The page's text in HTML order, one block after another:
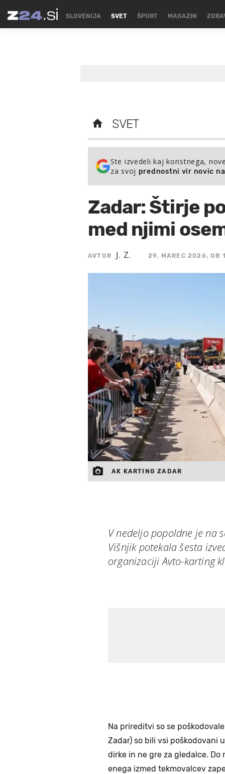
SLOVENIJA SVET ŠPORT MAGAZIN
SVET
Ste izvedeli kaj koristnega,
za svoj prednostni vir novic
Zadar: Štirje
med njimi
AVTOR J. Z. 29. MAREC 2026, OB
AK KARTING ZADAR
V nedeljo popoldne je na
Višnjik potekala šesta
organizaciji Avto-karting
Na prireditvi so se
Zadar) so bili vsi poškodovani
dirke in ne gre za gledalce.
enega izmed tekmovalcev